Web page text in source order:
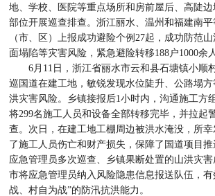
地、学校、医院等重点场所和房前屋后、高陡
部位开展巡查排查。浙江丽水、温州和福建南平
（市、区）上报成功避险个例27起，成功防范
面塌陷等灾害风险，紧急避险转移188户1000余人
6月11日，浙江省丽水市云和县石塘镇小顺
巡国道在建工地，敏锐发现水位陡升、公路塌
洪灾害风险。乡镇接报后1小时内，沟通施工方
将299名施工人员和设备全部转移完毕，并拉起
查。次日，在建工地工棚周边被洪水淹没，所
了施工人员伤亡和财产损失，保障了国道项目
应急管理员多次巡查、乡镇果断处置的山洪灾
市将应急管理员纳入风险隐患信息报送队伍，有
战、村自为战”的防汛抗洪能力。